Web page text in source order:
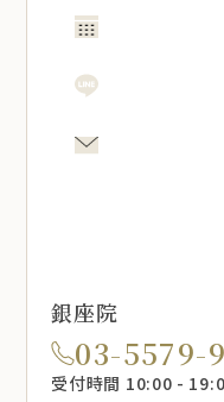
銀座院
03-5579-
受付時間 10:00 -